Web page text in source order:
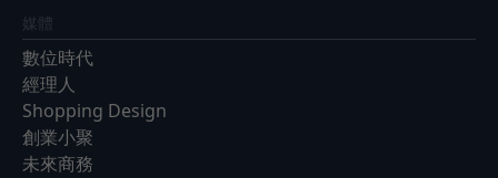
媒體
數位時代
經理人
Shopping Design
創業小聚
未來商務